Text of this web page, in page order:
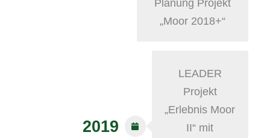
Planung Projekt
„Moor 2018+“
LEADER
Projekt
„Erlebnis Moor
II“ mit
2019